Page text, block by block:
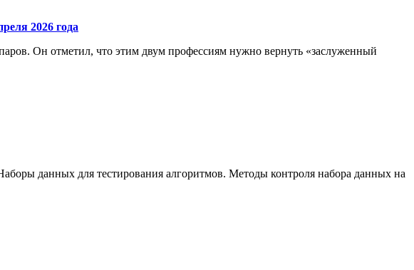
2026 года
Он отметил, что этим двум профессиям нужно вернуть «заслуженный
данных для тестирования алгоритмов. Методы контроля набора данных на